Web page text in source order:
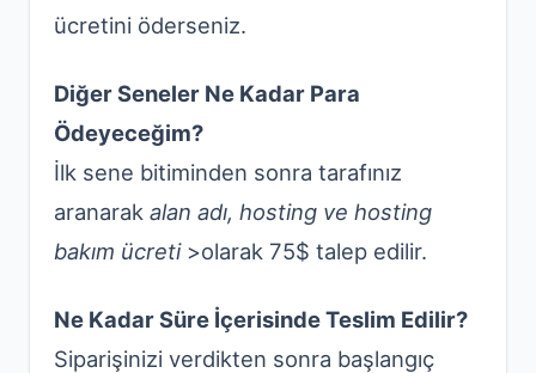
ücretini öderseniz.
Diğer Seneler Ne Kadar Para
Ödeyeceğim?
İlk sene bitiminden sonra tarafınız
aranarak alan adı, hosting ve hosting
bakım ücreti>olarak 75$ talep edilir.
Ne Kadar Süre İçerisinde Teslim Edilir?
Siparişinizi verdikten sonra başlangıç